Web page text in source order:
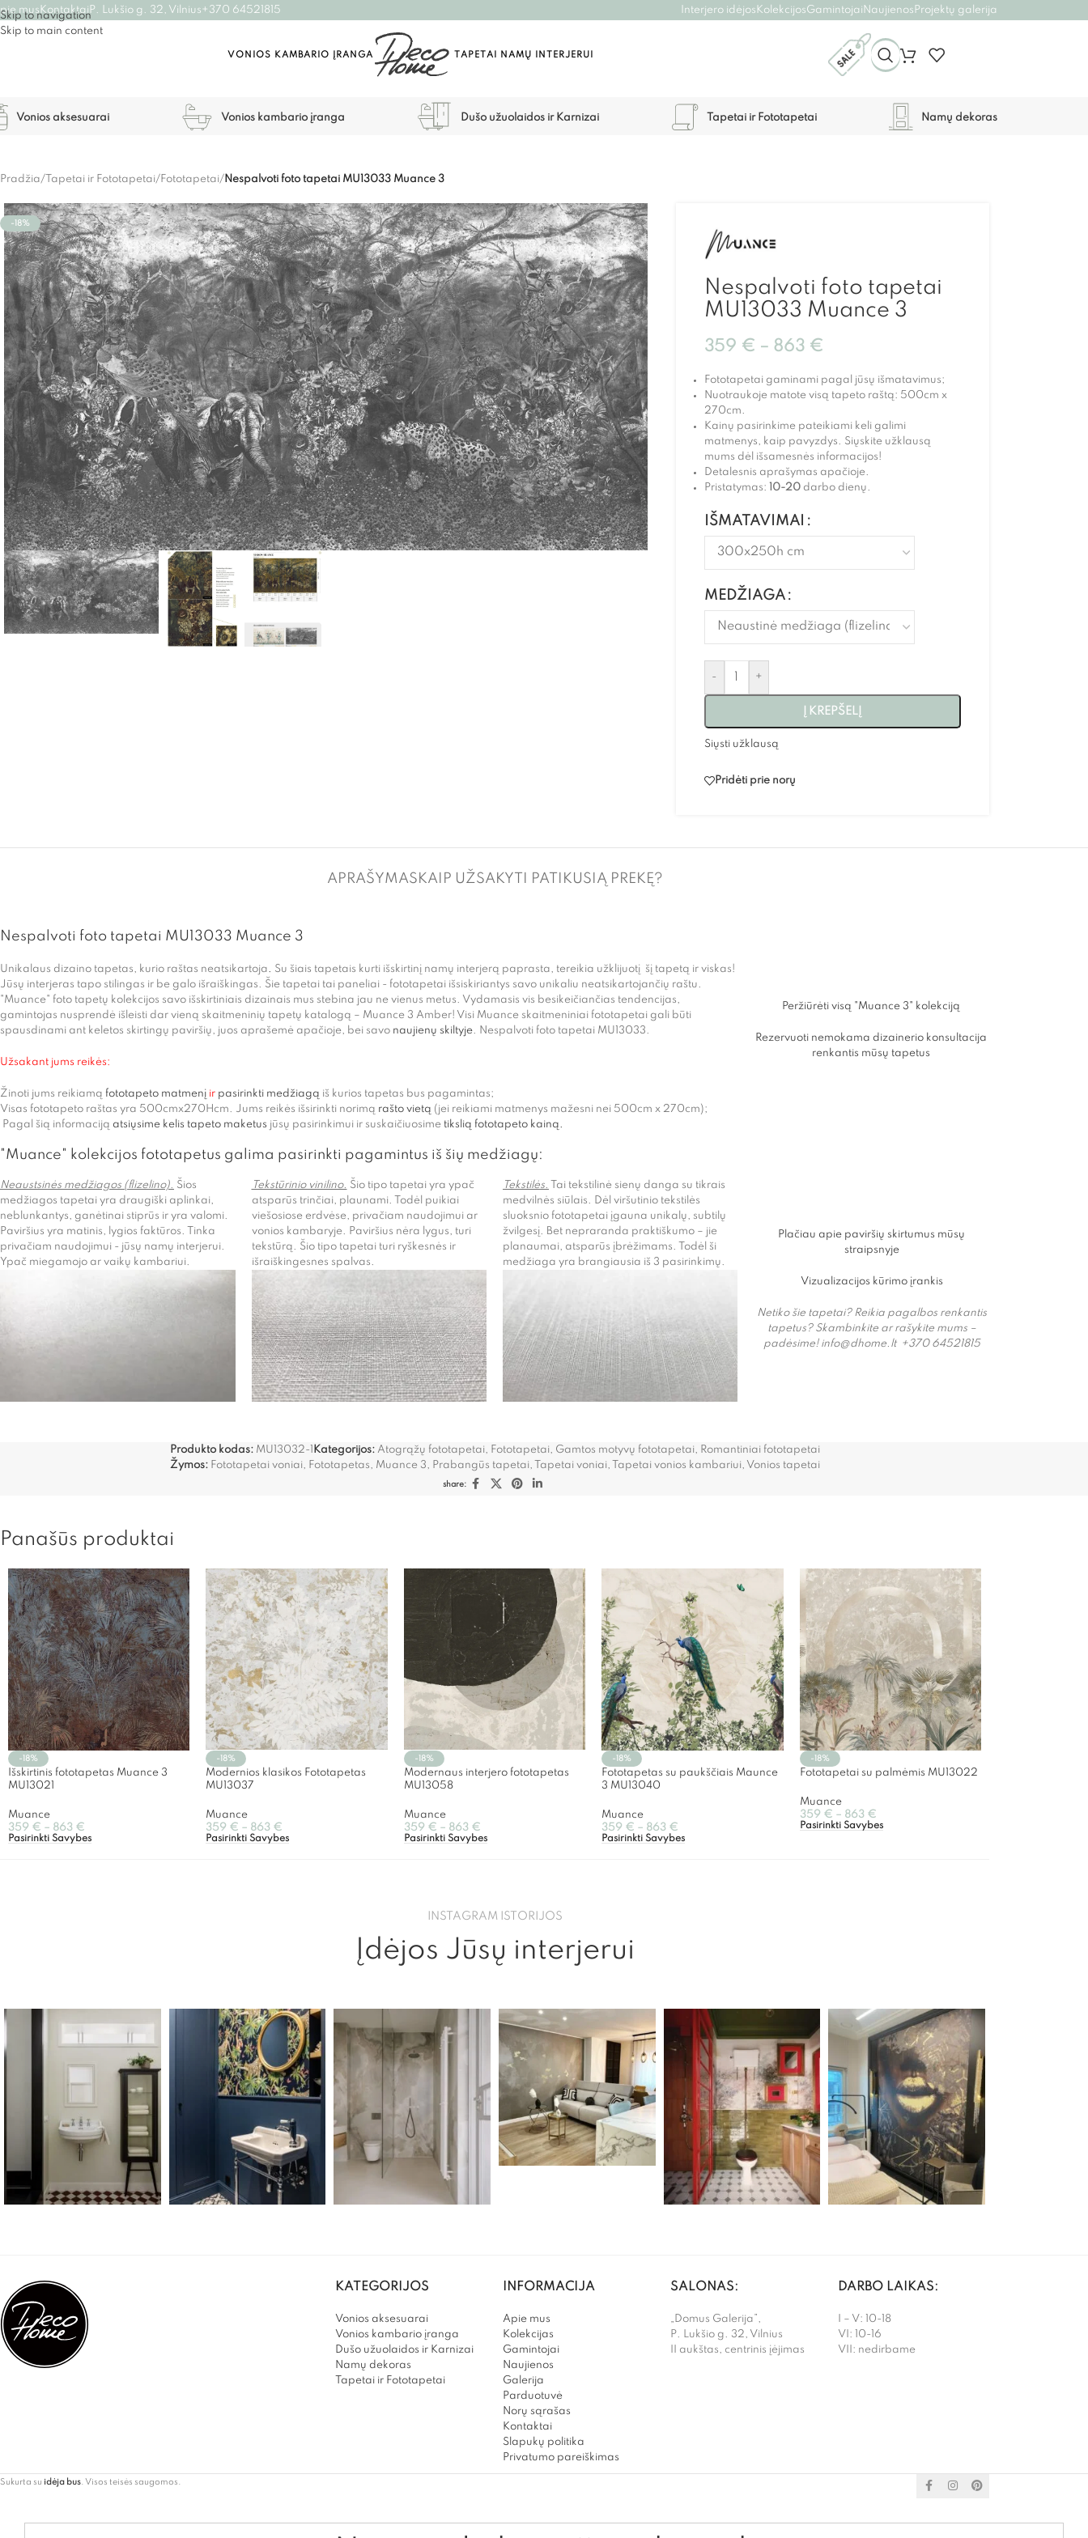
Skip to navigation
Skip to main content
mus Kontaktai P. Lukšio g. 32, Vilnius +370 64521815 Interjero idėjos KolekcijosGamintojai Naujienos Projektų galerija
VONIOS KAMBARIO ĮRANGA TAPETAI NAMŲ INTERJERUI
Vonios aksesuarai Vonios kambario įranga Dušo užuolaidos ir Karnizai Tapetai ir Fototapetai Namų dekoras
Pradžia/ Tapetai ir Fototapetai/Fototapetai/ Nespalvoti foto tapetai MU13033 Muance 3
-18%
Nespalvoti foto tapetai
MU13033 Muance 3
359 € – 863 €
Fototapetai gaminami pagal jūsų išmatavimus;
Nuotraukoje matote visą tapeto raštą: 500cm x
270cm.
Kainų pasirinkime pateikiami keli galimi
matmenys, kaip pavyzdys. Siųskite užklausą
mums dėl išsamesnės informacijos!
Detalesnis aprašymas apačioje.
Pristatymas:
10-20darbo dienų.
IŠMATAVIMAI
MEDŽIAGA
- +
Į KREPŠELĮ
Siųsti užklausą
Pridėti prie norų
APRAŠYMAS KAIP UŽSAKYTI PATIKUSIĄ PREKĘ?
Nespalvoti foto tapetai MU13033 Muance 3
Unikalaus dizaino tapetas, kurio raštas neatsikartoja
Su šiais tapetais kurti išskirtinį namų interjerą paprasta, tereikia užklijuotį šį tapetą ir viskas!
Jūsų interjeras tapo stilingas ir be galo išraiškingas. Šie tapetai tai paneliai - fototapetai išsiskiriantys savo unikaliu neatsikartojančių raštu.
"Muance" foto tapetų kolekcijos savo išskirtiniais dizainais mus stebina jau ne vienus metus. Vydamasis vis besikeičiančias tendencijas,
gamintojas nusprendė išleisti dar vieną skaitmeninių tapetų katalogą – Muance 3 Amber! Visi Muance skaitmeniniai fototapetai gali būti
spausdinami ant keletos skirtingų paviršių, juos aprašemė apačioje, bei savo naujienų skiltyje . Nespalvoti foto tapetai MU13033.
Užsakant jums reikės:
Žinoti jums reikiamą fototapeto matmenį ir pasirinkti medžiagą iš kurios tapetas bus pagamintas;
Visas fototapeto raštas yra 500cmx270Hcm. Jums reikės išsirinkti norimą rašto vietą (jei reikiami matmenys mažesni nei 500cm x 270cm);
Pagal šią informaciją atsiųsime kelis tapeto maketus jūsų pasirinkimui ir suskaičiuosime tikslią fototapeto kainą.
Peržiūrėti visą "Muance 3" kolekciją
Rezervuoti nemokama dizainerio konsultacija
renkantis mūsų tapetus
"Muance" kolekcijos fototapetus galima pasirinkti pagamintus iš šių medžiagų:
Neaustsinės medžiagos (flizelino)
Šios
medžiagos tapetai yra draugiški aplinkai,
neblunkantys, ganėtinai stiprūs ir yra valomi.
Paviršius yra matinis, lygios faktūros. Tinka
privačiam naudojimui - jūsų namų interjerui.
Ypač miegamojo ar vaikų kambariui.
Tekstūrinio vinilino.
Šio tipo tapetai yra ypač
atsparūs trinčiai, plaunami. Todėl puikiai
viešosiose erdvėse, privačiam naudojimui ar
vonios kambaryje. Paviršius nėra lygus, turi
tekstūrą. Šio tipo tapetai turi ryškesnės ir
išraiškingesnes spalvas.
Tekstilės.
Tai tekstilinė sienų danga su tikrais
medvilnės siūlais. Dėl viršutinio tekstilės
sluoksnio fototapetai įgauna unikalų, subtilų
žvilgesį. Bet nepraranda praktiškumo – jie
planaumai, atsparūs įbrėžimams. Todėl ši
medžiaga yra brangiausia iš 3 pasirinkimų.
Plačiau apie paviršių skirtumus mūsų
straipsnyje
Vizualizacijos kūrimo įrankis
Netiko šie tapetai? Reikia pagalbos renkantis
tapetus? Skambinkite ar rašykite mums –
padėsime! info@dhome.lt +370 64521815
Produkto kodas: MU13032-1 Kategorijos: Atogrąžų fototapetai, Fototapetai, Gamtos motyvų fototapetai, Romantiniai fototapetai
Žymos: Fototapetai voniai, Fototapetas, Muance 3, Prabangūs tapetai, Tapetai voniai, Tapetai vonios kambariui, Vonios tapetai
share:
Panašūs produktai
-18%
Išskirtinis fototapetas Muance 3
MU13021
Muance
359 € – 863 €
Pasirinkti Savybes
-18%
Modernios klasikos Fototapetas
MU13037
Muance
359 € – 863 €
Pasirinkti Savybes
-18%
Modernaus interjero fototapetas
MU13058
Muance
359 € – 863 €
Pasirinkti Savybes
-18%
Fototapetas su paukščiais Maunce
3 MU13040
Muance
359 € – 863 €
Pasirinkti Savybes
-18%
Fototapetai su palmėmis MU13022
Muance
359 € – 863 €
Pasirinkti Savybes
INSTAGRAM ISTORIJOS
Įdėjos Jūsų interjerui
KATEGORIJOS
Vonios aksesuarai
Vonios kambario įranga
Dušo užuolaidos ir Karnizai
Namų dekoras
Tapetai ir Fototapetai
INFORMACIJA
Apie mus
Kolekcijas
Gamintojai
Naujienos
Galerija
Parduotuvė
Norų sąrašas
Kontaktai
Slapukų politika
Privatumo pareiškimas
SALONAS:
„Domus Galerija”,
P. Lukšio g. 32, Vilnius
II aukštas, centrinis įėjimas
DARBO LAIKAS:
I – V: 10-18
VI: 10-16
VII: nedirbame
Sukurta su idėja bus. Visos teisės saugomos.